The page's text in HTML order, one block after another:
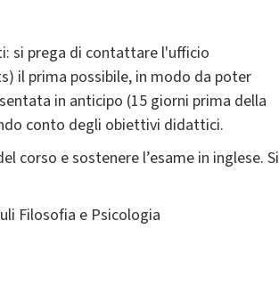
si prega di contattare l'ufficio
il prima possibile, in modo da poter
in anticipo (15 giorni prima della
conto degli obiettivi didattici.
corso e sostenere l’esame in inglese. Si
Filosofia e Psicologia